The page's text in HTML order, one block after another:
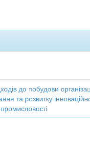
до побудови
та розвитку